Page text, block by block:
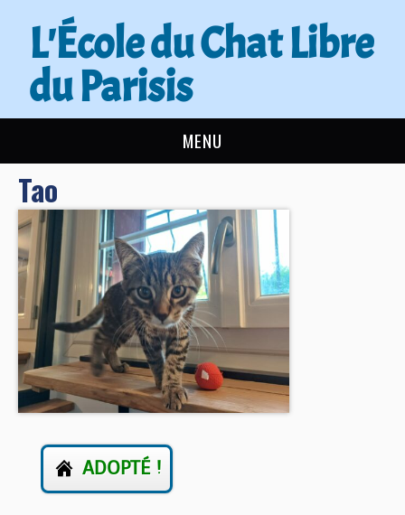
L'École du Chat Libre
du Parisis
MENU
L’ÉCOLE DU CHAT
ACTUALITÉS
ADOPTER
NOUS AIDER
CONTACT
BOUTIQUE
FORUM
Tao
ADOPTÉ !